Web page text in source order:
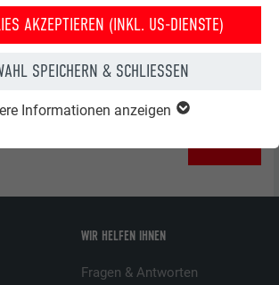
AKZEPTIEREN (INKL. US-DIENSTE)
SPEICHERN & SCHLIESSEN
Informationen anzeigen
Walzen zu ermöglichen, ist das
mit einem leicht abbaubaren,
schmieren.
WIR HELFEN IHNEN
Fragen & Antworten